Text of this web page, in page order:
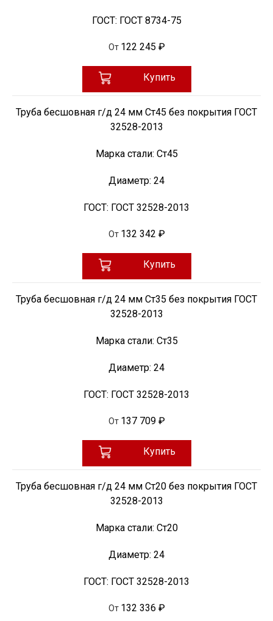
ГОСТ: ГОСТ 8734-75
От 122 245 ₽
Купить
Труба бесшовная г/д 24 мм Ст45 без покрытия ГОСТ
32528-2013
Марка стали: Ст45
Диаметр: 24
ГОСТ: ГОСТ 32528-2013
От 132 342 ₽
Купить
Труба бесшовная г/д 24 мм Ст35 без покрытия ГОСТ
32528-2013
Марка стали: Ст35
Диаметр: 24
ГОСТ: ГОСТ 32528-2013
От 137 709 ₽
Купить
Труба бесшовная г/д 24 мм Ст20 без покрытия ГОСТ
32528-2013
Марка стали: Ст20
Диаметр: 24
ГОСТ: ГОСТ 32528-2013
От 132 336 ₽